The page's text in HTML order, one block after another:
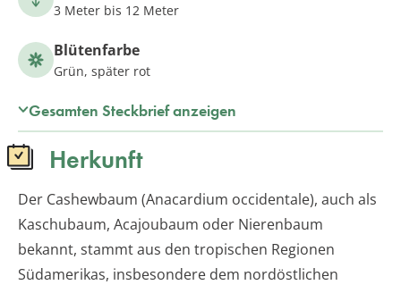
3 Meter bis 12 Meter
Blütenfarbe
Grün, später rot
Gesamten Steckbrief anzeigen
Herkunft
Der Cashewbaum (Anacardium occidentale), auch als
Kaschubaum, Acajoubaum oder Nierenbaum
bekannt, stammt aus den tropischen Regionen
Südamerikas, insbesondere dem nordöstlichen